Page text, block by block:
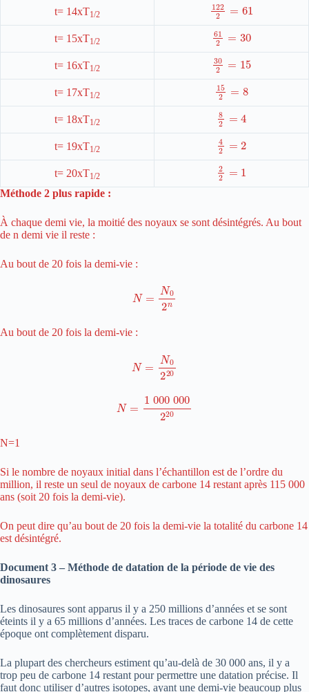
t= 14xT1/2
122 =
t= 15xT1/2
61 30
t= 16xT1/2
30 15
t= 17xT1/2
15 8
t= 18xT1/2
82
t= 19xT1/2
42 2
t= 20xT1/2
22 1
Méthode 2 plus rapide :
À chaque demi vie, la moitié des noyaux se sont désintégrés. Au bout
de n demi vie il reste :
Au bout de 20 fois la demi-vie :
02n
Au bout de 20 fois la demi-vie :
220
000 000220
N=1
Si le nombre de noyaux initial dans l’échantillon est de l’ordre du
million, il reste un seul de noyaux de carbone 14 restant après 115 000
ans (soit 20 fois la demi-vie).
On peut dire qu’au bout de 20 fois la demi-vie la totalité du carbone 14
est désintégré.
Document 3 – Méthode de datation de la période de vie des
dinosaures
Les dinosaures sont apparus il y a 250 millions d’années et se sont
éteints il y a 65 millions d’années. Les traces de carbone 14 de cette
époque ont complètement disparu.
La plupart des chercheurs estiment qu’au-delà de 30 000 ans, il y a
trop peu de carbone 14 restant pour permettre une datation précise. Il
faut donc utiliser d’autres isotopes, ayant une demi-vie beaucoup plus